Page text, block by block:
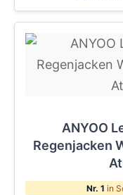
ANYOO
Regenjacken
Nr. 1 in